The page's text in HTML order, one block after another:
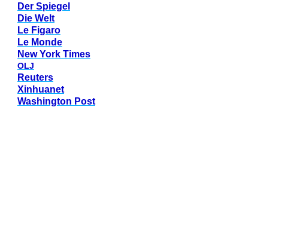
Der Spiegel
Die Welt
Le Figaro
Le Monde
New York Times
OLJ
Reuters
Xinhuanet
Washington Post